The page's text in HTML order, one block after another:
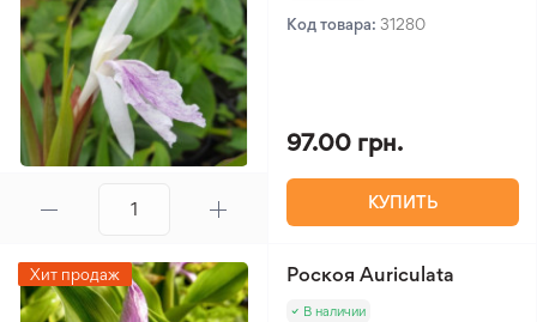
Код товара: 31280
97.00 грн.
КУПИТЬ
Хит продаж Роскоя Auriculata
В наличии